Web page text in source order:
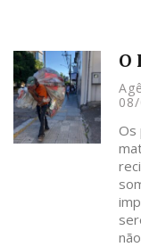
O
Os